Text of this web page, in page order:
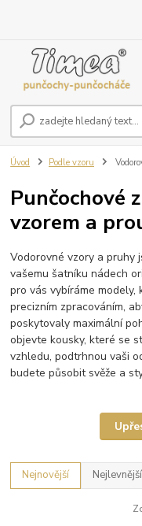
Úvod Podle vzoru
Punčochové
vzorem a
Vodorovné vzory a pruhy
vašemu šatníku nádech
pro vás vybíráme
precizním zpracováním,
poskytovaly maximální
objevte kousky, které se
vzhledu, podtrhnou vaši
budete působit svěže a
Nejnovější Nejlevnější